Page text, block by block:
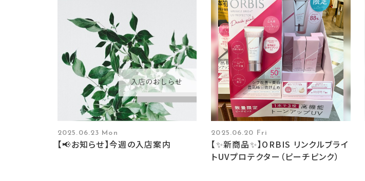
2025.06.23 Mon
【📢お知らせ】今週の入店案内
2025.06.20 Fri
【✨新商品✨】ORBIS リンクルブライ
トUVプロテクター（ピーチピンク）